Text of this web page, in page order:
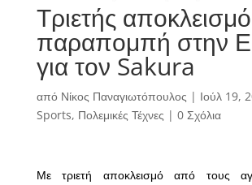
Τριετής
παραπομπή στην
για τον Sakura
από Νίκος Παναγιωτόπουλος | Ιούλ 19,
Sports, Πολεμικές Τέχνες | 0 Σχόλια
Με τριετή αποκλεισμό από τους